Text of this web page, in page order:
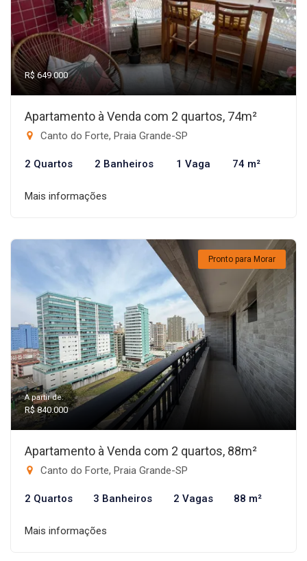
R$ 649.000
Apartamento à Venda com 2 quartos, 74m²
Canto do Forte, Praia Grande-SP
2 Quartos 2 Banheiros 1 Vaga 74 m²
Mais informações
Pronto para Morar
A partir de:
R$ 840.000
Apartamento à Venda com 2 quartos, 88m²
Canto do Forte, Praia Grande-SP
2 Quartos 3 Banheiros 2 Vagas 88 m²
Mais informações